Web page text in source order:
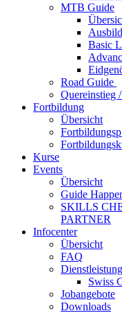
MTB Guide
Basic
Road Guide
Quereinstieg
Fortbildung
Übersicht
Kurse
Events
Übersicht
Guide
SKILLS
PARTNER
Infocenter
Übersicht
FAQ
Swiss
Jobangebote
Downloads